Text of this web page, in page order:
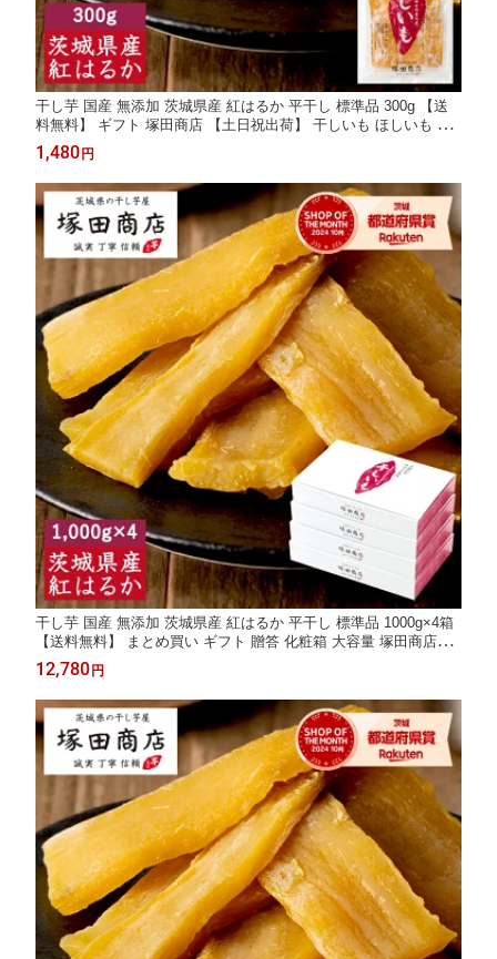
干し芋 国産 無添加 茨城県産 紅はるか 平干し 標準品 300g 【送
料無料】 ギフト 塚田商店 【土日祝出荷】 干しいも ほしいも さ
つまいも 和菓子 スイーツ おやつ お取り寄せ プレゼント
1,480円
干し芋 国産 無添加 茨城県産 紅はるか 平干し 標準品 1000g×4箱
【送料無料】 まとめ買い ギフト 贈答 化粧箱 大容量 塚田商店
【土日祝出荷】 干しいも ほしいも さつまいも 和菓子 スイーツ
おやつ お取り寄せ
12,780円